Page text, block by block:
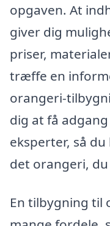
opgaven. At
giver dig
priser,
træffe en
orangeri-
dig at få
eksperter, så
det orangeri,
En tilbygning til